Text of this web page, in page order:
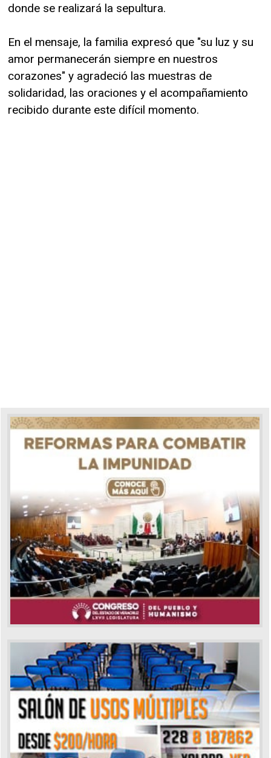
donde se realizará la sepultura.
En el mensaje, la familia expresó que "su luz y su
amor permanecerán siempre en nuestros
corazones" y agradeció las muestras de
solidaridad, las oraciones y el acompañamiento
recibido durante este difícil momento.